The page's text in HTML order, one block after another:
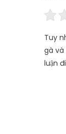
Tuy
gà và
luận